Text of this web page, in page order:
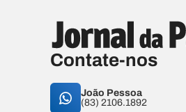
Contate-nos
João Pessoa
(83) 2106.1892